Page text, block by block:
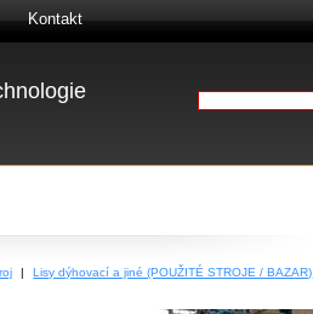
Kontakt
| Lisy dýhovací a jiné (POUŽITÉ STROJE / BAZAR)